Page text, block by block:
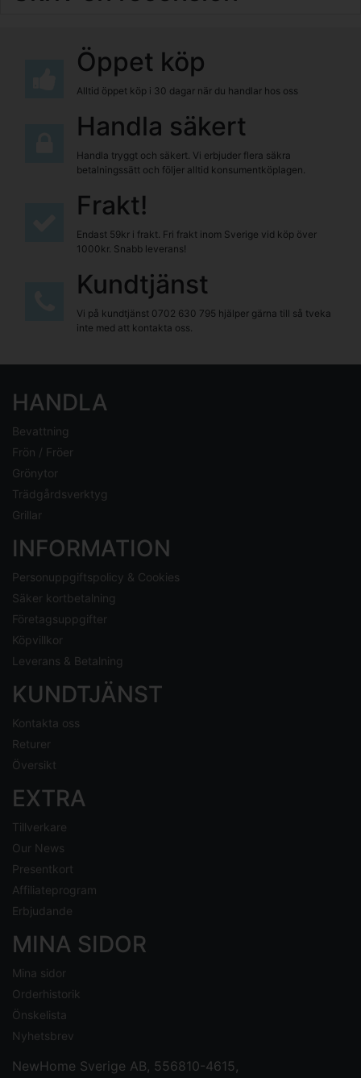
Öppet köp
Alltid öppet köp i 30 dagar när du handlar hos oss
Handla säkert
Handla tryggt och säkert. Vi erbjuder flera säkra
betalningssätt och följer alltid konsumentköplagen.
Frakt!
Endast 59kr i frakt. Fri frakt inom Sverige vid köp över
1000kr. Snabb leverans!
Kundtjänst
Vi på kundtjänst 0702 630 795 hjälper gärna till så tveka
inte med att kontakta oss.
HANDLA
Bevattning
Frön / Fröer
Grönytor
Trädgårdsverktyg
Grillar
INFORMATION
Personuppgiftspolicy & Cookies
Säker kortbetalning
Företagsuppgifter
Köpvillkor
Leverans & Betalning
KUNDTJÄNST
Kontakta oss
Returer
Översikt
EXTRA
Tillverkare
Our News
Presentkort
Affiliateprogram
Erbjudande
MINA SIDOR
Mina sidor
Orderhistorik
Önskelista
Nyhetsbrev
NewHome Sverige AB, 556810-4615,